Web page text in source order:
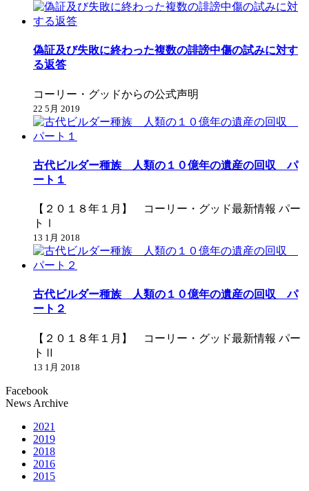
偽証及び失敗に終わった複数の誹謗中傷の試みに対す
る返答
コーリー・グッドからの公式声明
22 5月 2019
古代ビルダー種族 人類の１０億年の遺産の回収 パ
ート１
【２０１８年１月】 コーリー・グッド最新情報 パー
トⅠ
13 1月 2018
古代ビルダー種族 人類の１０億年の遺産の回収 パ
ート２
【２０１８年１月】 コーリー・グッド最新情報 パー
トⅡ
13 1月 2018
Facebook
News Archive
2021
2019
2018
2016
2015